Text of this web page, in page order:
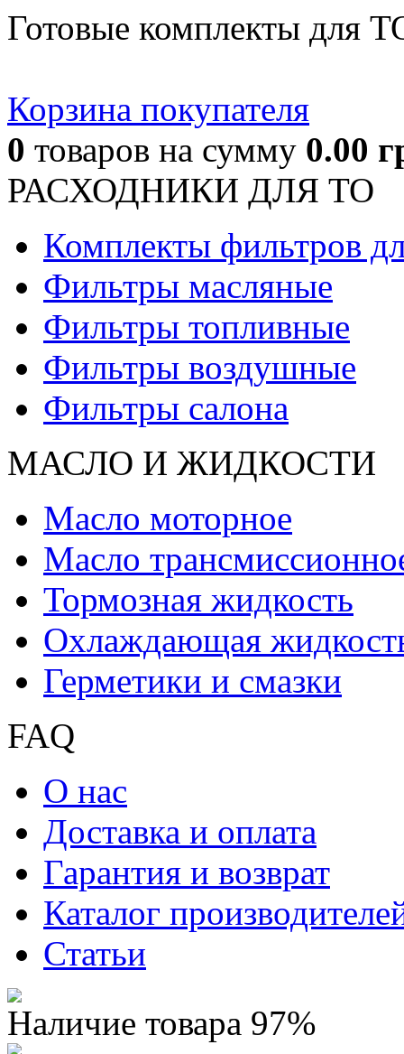
Готовые комплекты для
Корзина покупателя
0 товаров на сумму 0.00
РАСХОДНИКИ ДЛЯ ТО
Комплекты фильтров
Фильтры масляные
Фильтры топливные
Фильтры воздушные
Фильтры салона
МАСЛО И ЖИДКОCТИ
Масло моторное
Масло
Тормозная жидкость
Охлаждающая
Герметики и смазки
FAQ
О нас
Доставка и оплата
Гарантия и возврат
Каталог
Статьи
Наличие товара 97%